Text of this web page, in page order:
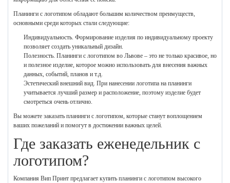
Планинги с логотипом обладают большим количеством преимуществ,
основными среди которых стали следующие:
Индивидуальность. Формирование изделия по индивидуальному проекту
позволяет создать уникальный дизайн.
Полезность. Планинги с логотипом во Львове – это не только красивое, но
и полезное изделие, которое можно использовать для внесения важных
данных, событий, планов и т.д.
Эстетический внешний вид. При нанесении логотипа на планинги
учитывается лучший размер и расположение, поэтому изделие будет
смотреться очень отлично.
Вы можете заказать планинги с логотипом, которые станут воплощением
ваших пожеланий и помогут в достижении важных целей.
Где заказать еженедельник с
логотипом?
Компания Вип Принт предлагает купить планинги с логотипом высокого